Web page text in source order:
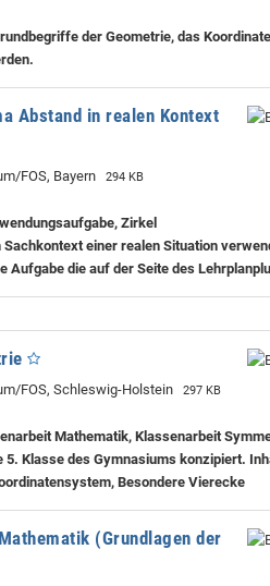
der Geometrie, das
Abstand in realen Kontext
FOS, Bayern 294 KB
Zirkel
einer realen Situation
Aufgabe die auf der Seite des
FOS, Schleswig-Holstein 297 KB
Mathematik, Klassenarbeit
5. Klasse des Gymnasiums konzipiert.
Besondere Vierecke
(Grundlagen der